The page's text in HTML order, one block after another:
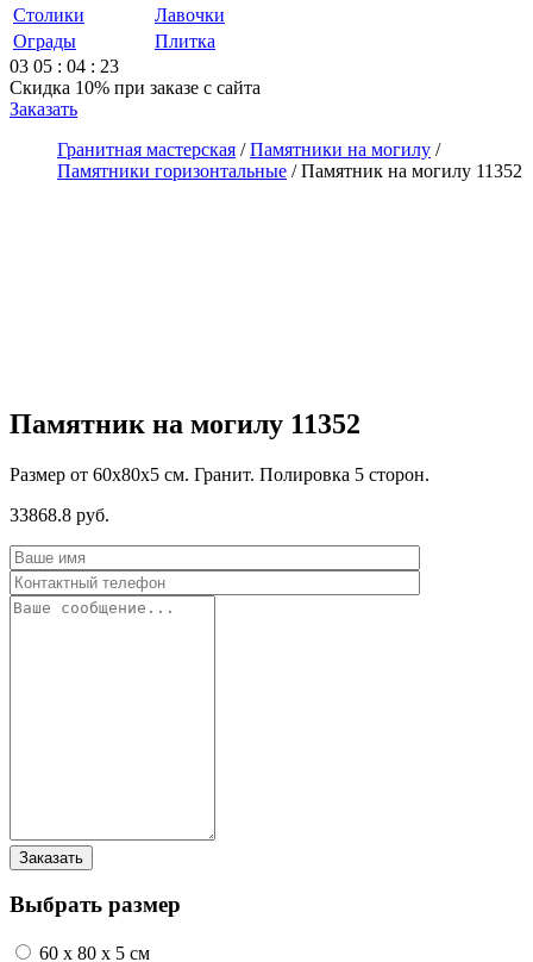
Столики
Лавочки
Ограды
Плитка
03 05 : 04 : 23
Скидка 10% при заказе с сайта
Заказать
Гранитная мастерская /Памятники на могилу /
Памятники горизонтальные /Памятник на могилу 11352
Памятник на могилу 11352
Размер от 60х80х5 см. Гранит. Полировка 5 сторон.
33868.8 руб.
Выбрать размер
60 x 80 x 5 см